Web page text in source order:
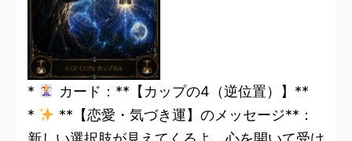
*
カード：**【カップの4（逆位置）】**
*
**【恋愛・気づき運】のメッセージ**：